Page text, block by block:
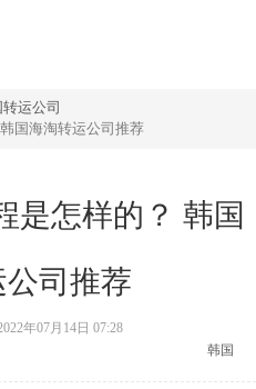
运公司
国海淘转运公司推荐
是怎样的？ 韩国
司推荐
年07月14日 07:28
韩国